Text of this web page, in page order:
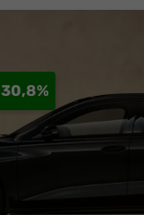
30,8%